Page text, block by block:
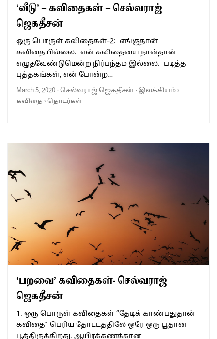
‘வீடு’ – கவிதைகள் – செல்வராஜ்
ஜெகதீசன்
ஒரு பொருள் கவிதைகள்–2: எங்குதான்
கவிதையில்லை. என் கவிதையை நான்தான்
எழுதவேண்டுமென்ற நிர்பந்தம் இல்லை. படித்த
புத்தகங்கள், என் போன்ற…
March 5, 2020-செல்வராஜ் ஜெகதீசன் · இலக்கியம்›
கவிதை ›தொடர்கள்
‘பறவை’ கவிதைகள்- செல்வராஜ்
ஜெகதீசன்
1. ஒரு பொருள் கவிதைகள் “தேடிக் காண்பதுதான்
கவிதை” பெரிய தோட்டத்திலே ஒரே ஒரு பூதான்
பூத்திருக்கிறது. ஆயிரக்கணக்கான